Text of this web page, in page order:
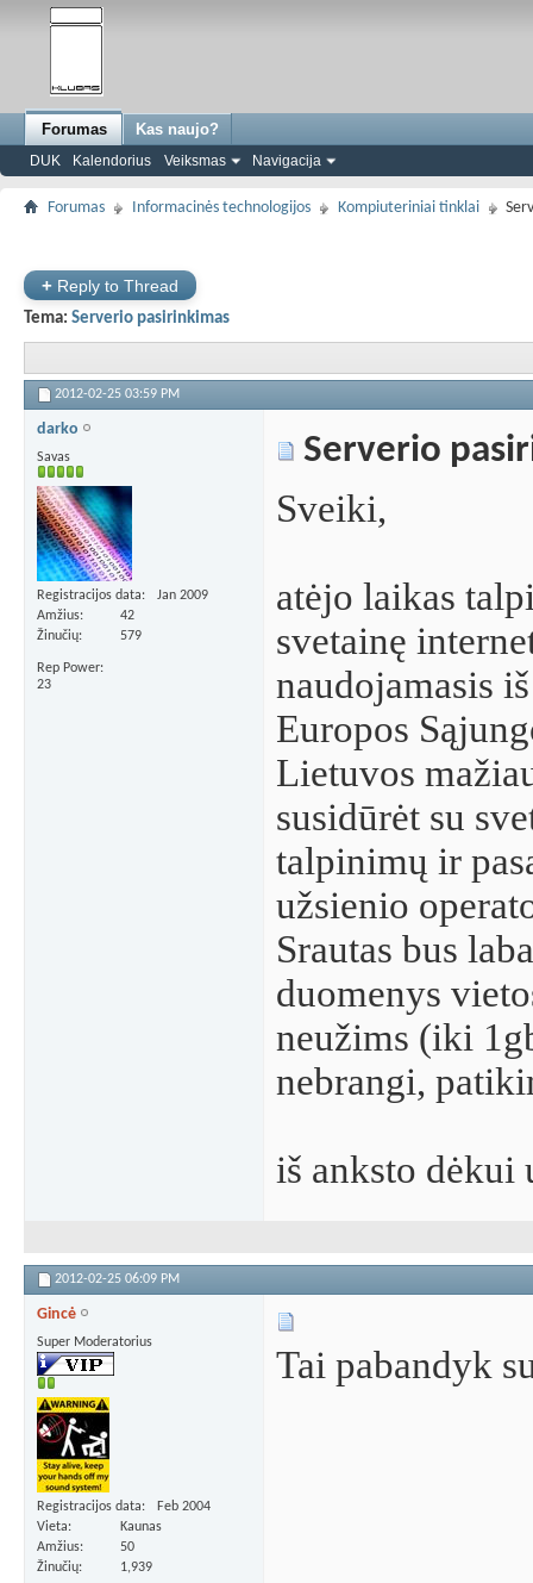
Forumas
DUK Kalendorius Veiksmas Navigacija
Kas naujo?
Forumas Informacinės technologijos Kompiuteriniai tinklai
+ Reply to Thread
Tema: Serverio pasirinkimas
2012-02-25 03:59 PM
darko
Savas
Registracijos data
Jan 2009
Amžius
42
Žinučių
579
Rep Power
23
Serverio
Sveiki,
atėjo laikas
svetainę
naudojamasis
Europos
Lietuvos
susidūrėt su
talpinimų ir
užsienio
Srautas bus
duomenys
neužims (iki
nebrangi,
iš anksto dėkui
2012-02-25 06:09 PM
Gincė
Super Moderatorius
Registracijos data
Feb 2004
Vieta
Kaunas
Amžius
50
Žinučių
1,939
Tai pabandyk